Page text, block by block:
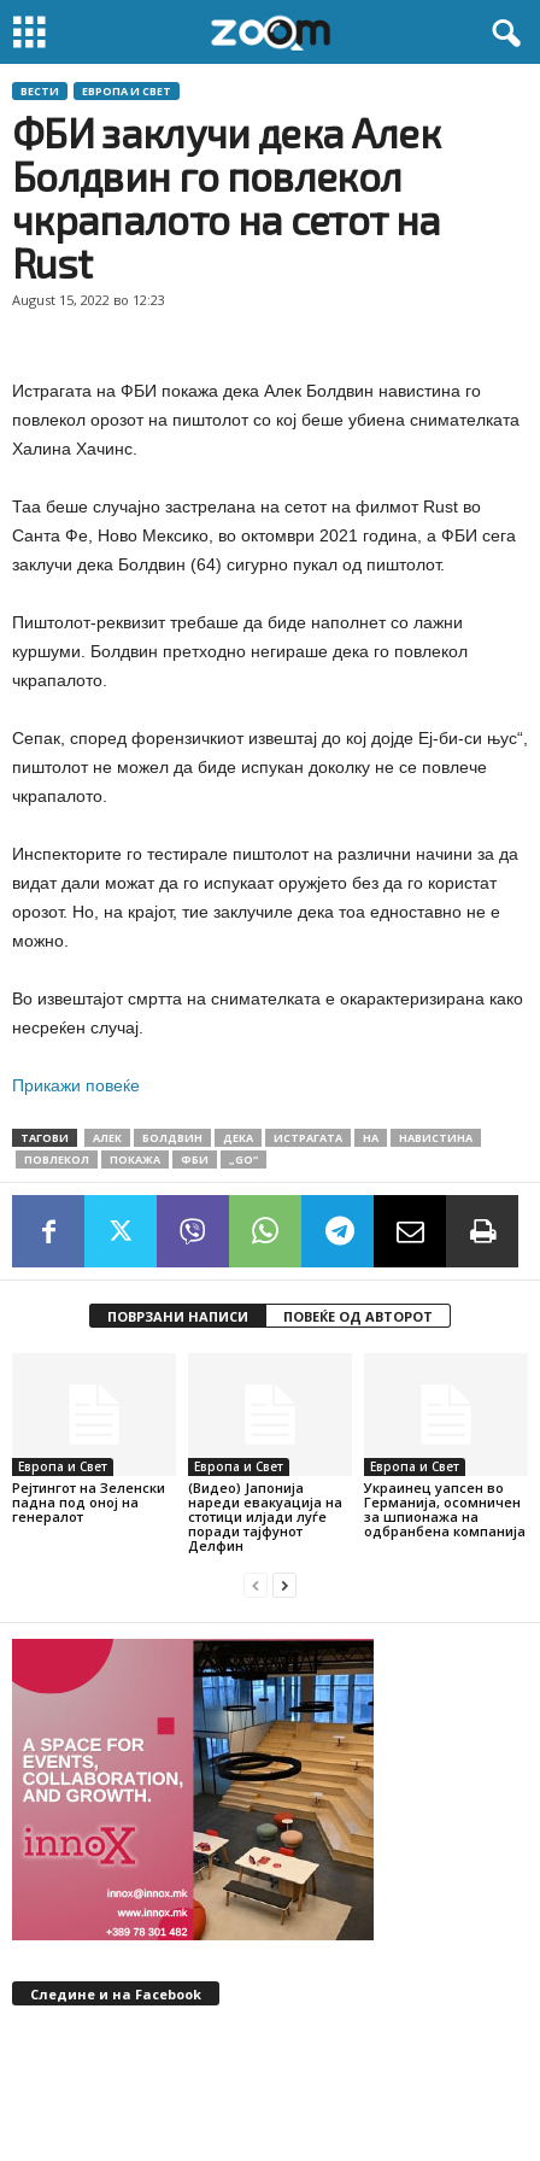
ВЕСТИ ЕВРОПА И СВЕТ
ФБИ заклучи дека Алек
Болдвин го повлекол
чкрапалото на сетот на
Rust
August 15, 2022 во 12:23
Истрагата на ФБИ покажа дека Алек Болдвин навистина го
повлекол орозот на пиштолот со кој беше убиена снимателката
Халина Хачинс.
Таа беше случајно застрелана на сетот на филмот Rust во
Санта Фе, Ново Мексико, во октомври 2021 година, а ФБИ сега
заклучи дека Болдвин (64) сигурно пукал од пиштолот.
Пиштолот-реквизит требаше да биде наполнет со лажни
куршуми. Болдвин претходно негираше дека го повлекол
чкрапалото.
Сепак, според форензичкиот извештај до кој дојде Еј-би-си њус“,
пиштолот не можел да биде испукан доколку не се повлече
чкрапалото.
Инспекторите го тестирале пиштолот на различни начини за да
видат дали можат да го испукаат оружјето без да го користат
орозот. Но, на крајот, тие заклучиле дека тоа едноставно не е
можно.
Во извештајот смртта на снимателката е окарактеризирана како
несреќен случај.
Прикажи повеќе
ТАГОВИ АЛЕК БОЛДВИН ДЕКА ИСТРАГАТА НА
НАВИСТИНА
ПОВЛЕКОЛ
ПОКАЖА ФБИ „GO“
ПОВРЗАНИ НАПИСИ ПОВЕЌЕ ОД АВТОРОТ
Европа и Свет
Рејтингот на Зеленски
падна под оној на
генералот
Европа и Свет
(Видео) Јапонија
нареди евакуација на
стотици илјади луѓе
поради тајфунот
Делфин
Европа и Свет
Украинец уапсен во
Германија, осомничен
за шпионажа на
одбранбена компанија
Следине и на Facebook